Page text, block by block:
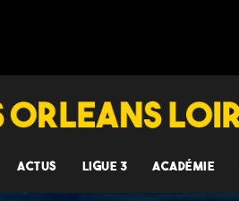
ACTUS LIGUE 3 ACADÉMIE